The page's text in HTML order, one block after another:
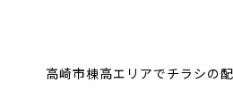
高崎市棟高エリアでチラシの